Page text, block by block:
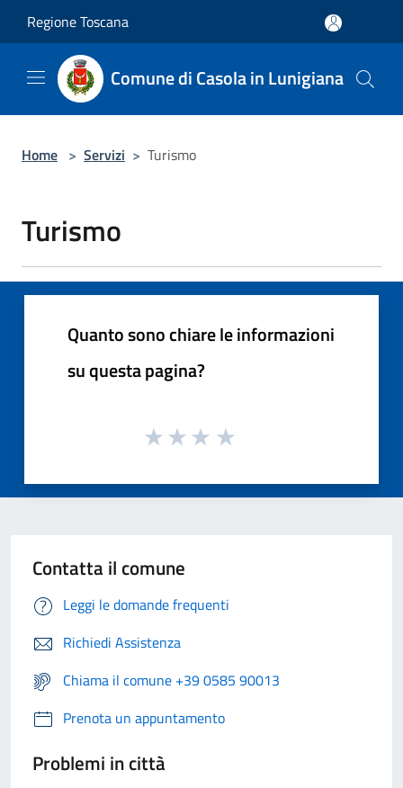
Regione Toscana
Comune di Casola in Lunigiana
Home > Servizi > Turismo
Turismo
Quanto sono chiare le informazioni
su questa pagina?
Contatta il comune
Leggi le domande frequenti
Richiedi Assistenza
Chiama il comune +39 0585 90013
Prenota un appuntamento
Problemi in città